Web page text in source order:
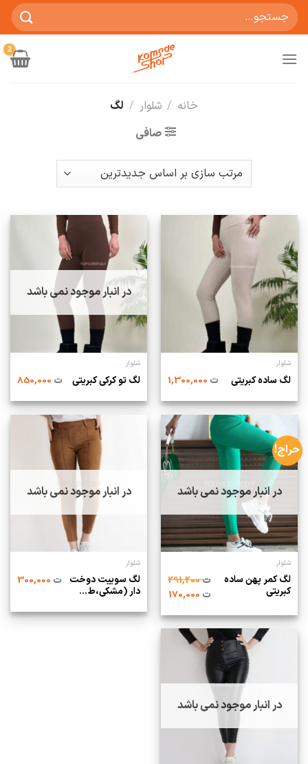
جستجو
برای:
خانه / شلوار / لگ
صافی
شلوار
لگ ساده کبریتی ت1,300,000
در انبار موجود نمی باشد
شلوار
لگ تو کرکی کبریتی ت850,000
حراج!
در انبار موجود نمی باشد
شلوار
لگ کمر پهن ساده
کبریتی
ت291,200
ت170,000
در انبار موجود نمی باشد
شلوار
لگ سوییت دوخت
دار (مشکی،ط...
ت300,000
در انبار موجود نمی باشد